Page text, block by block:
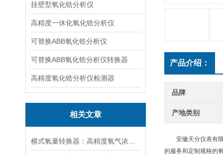
挂壁型氧化锆分析仪
高精度一休化氧化锆分析仪
可替换ABB氧化锆分析仪
可替换ABB氧化锆分析仪转换器
高精度氧化锆分析仪检测器
相关文章
产品介绍：
品牌
产地类别
安徽天分仪表有限
的服务和定制规格的